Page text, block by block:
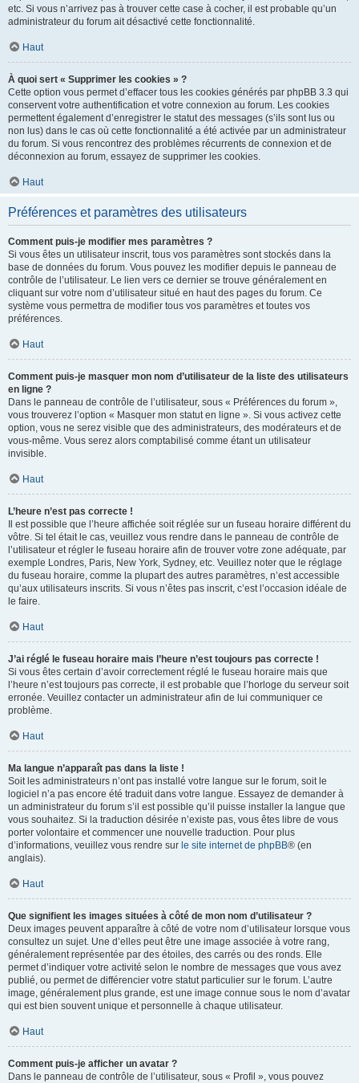
etc. Si vous n’arrivez pas à trouver cette case à cocher, il est probable qu’un
administrateur du forum ait désactivé cette fonctionnalité.
Haut
À quoi sert « Supprimer les cookies » ?
Cette option vous permet d’effacer tous les cookies générés par phpBB 3.3 qui
conservent votre authentification et votre connexion au forum. Les cookies
permettent également d’enregistrer le statut des messages (s’ils sont lus ou
non lus) dans le cas où cette fonctionnalité a été activée par un administrateur
du forum. Si vous rencontrez des problèmes récurrents de connexion et de
déconnexion au forum, essayez de supprimer les cookies.
Haut
Préférences et paramètres des utilisateurs
Comment puis-je modifier mes paramètres ?
Si vous êtes un utilisateur inscrit, tous vos paramètres sont stockés dans la
base de données du forum. Vous pouvez les modifier depuis le panneau de
contrôle de l’utilisateur. Le lien vers ce dernier se trouve généralement en
cliquant sur votre nom d’utilisateur situé en haut des pages du forum. Ce
système vous permettra de modifier tous vos paramètres et toutes vos
préférences.
Haut
Comment puis-je masquer mon nom d’utilisateur de la liste des utilisateurs
en ligne ?
Dans le panneau de contrôle de l’utilisateur, sous « Préférences du forum »,
vous trouverez l’option « Masquer mon statut en ligne ». Si vous activez cette
option, vous ne serez visible que des administrateurs, des modérateurs et de
vous-même. Vous serez alors comptabilisé comme étant un utilisateur
invisible.
Haut
L’heure n’est pas correcte !
Il est possible que l’heure affichée soit réglée sur un fuseau horaire différent du
vôtre. Si tel était le cas, veuillez vous rendre dans le panneau de contrôle de
l’utilisateur et régler le fuseau horaire afin de trouver votre zone adéquate, par
exemple Londres, Paris, New York, Sydney, etc. Veuillez noter que le réglage
du fuseau horaire, comme la plupart des autres paramètres, n’est accessible
qu’aux utilisateurs inscrits. Si vous n’êtes pas inscrit, c’est l’occasion idéale de
le faire.
Haut
J’ai réglé le fuseau horaire mais l’heure n’est toujours pas correcte !
Si vous êtes certain d’avoir correctement réglé le fuseau horaire mais que
l’heure n’est toujours pas correcte, il est probable que l’horloge du serveur soit
erronée. Veuillez contacter un administrateur afin de lui communiquer ce
problème.
Haut
Ma langue n’apparaît pas dans la liste !
Soit les administrateurs n’ont pas installé votre langue sur le forum, soit le
logiciel n’a pas encore été traduit dans votre langue. Essayez de demander à
un administrateur du forum s’il est possible qu’il puisse installer la langue que
vous souhaitez. Si la traduction désirée n’existe pas, vous êtes libre de vous
porter volontaire et commencer une nouvelle traduction. Pour plus
d’informations, veuillez vous rendre sur le site internet de phpBB® (en
anglais).
Haut
Que signifient les images situées à côté de mon nom d’utilisateur ?
Deux images peuvent apparaître à côté de votre nom d’utilisateur lorsque vous
consultez un sujet. Une d’elles peut être une image associée à votre rang,
généralement représentée par des étoiles, des carrés ou des ronds. Elle
permet d’indiquer votre activité selon le nombre de messages que vous avez
publié, ou permet de différencier votre statut particulier sur le forum. L’autre
image, généralement plus grande, est une image connue sous le nom d’avatar
qui est bien souvent unique et personnelle à chaque utilisateur.
Haut
Comment puis-je afficher un avatar ?
Dans le panneau de contrôle de l’utilisateur, sous « Profil », vous pouvez